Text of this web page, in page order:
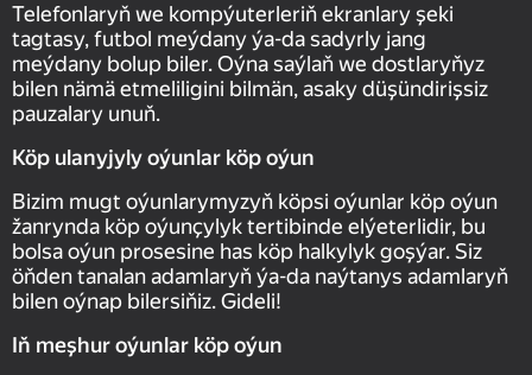
Telefonlaryň we kompýuterleriň ekranlary şeki
tagtasy, futbol meýdany ýa-da sadyrly jang
meýdany bolup biler. Oýna saýlaň we dostlaryňyz
bilen nämä etmeliligini bilmän, asaky düşündirişsiz
pauzalary unuň.
Köp ulanyjyly oýunlar köp oýun
Bizim mugt oýunlarymyzyň köpsi oýunlar köp oýun
žanrynda köp oýunçylyk tertibinde elýeterlidir, bu
bolsa oýun prosesine has köp halkylyk goşýar. Siz
öňden tanalan adamlaryň ýa-da naýtanys adamlaryň
bilen oýnap bilersiňiz. Gideli!
Iň meşhur oýunlar köp oýun